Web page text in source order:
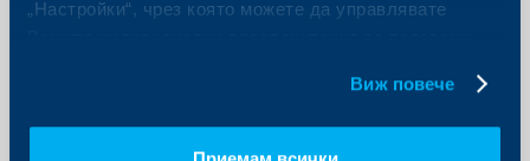
„Настройки“, чрез която можете да управлявате
Виж повече
банковите